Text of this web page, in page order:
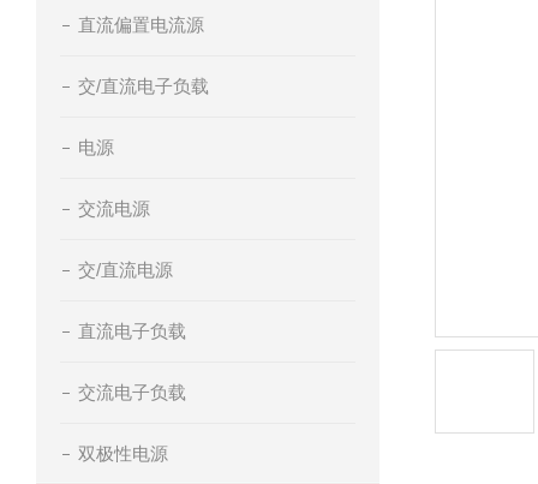
直流偏置电流源
交/直流电子负载
电源
交流电源
交/直流电源
直流电子负载
交流电子负载
双极性电源